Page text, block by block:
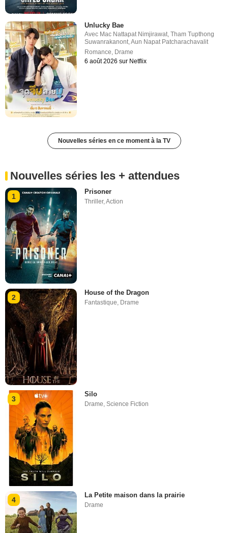
Unlucky Bae
Avec Mac Nattapat Nimjirawat,Tham Tupthong
Suwanrakanont,Aun Napat Patcharachavalit
Romance, Drame
6 août 2026 sur Netflix
Nouvelles séries en ce moment à la TV
Nouvelles séries les + attendues
1
Prisoner
Thriller,Action
2
House of the Dragon
Fantastique, Drame
3
Silo
Drame ,Science Fiction
4
La Petite maison dans la prairie
Drame